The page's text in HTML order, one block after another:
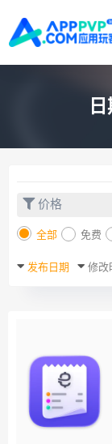
价格
全部 免费
发布日期 修改